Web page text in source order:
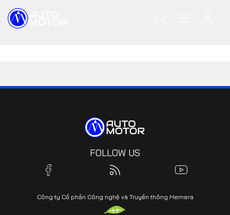
FOLLOW US
Công ty Cổ phần Công nghệ và Truyền thông Hemera